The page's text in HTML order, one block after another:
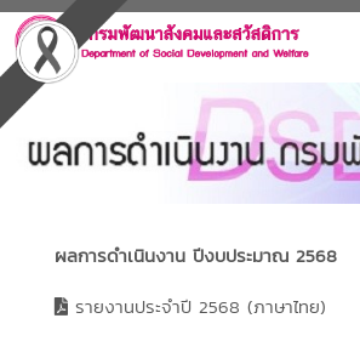
ผลการดำเนินงาน ปีงบประมาณ 2568
รายงานประจำปี 2568 (ภาษาไทย)